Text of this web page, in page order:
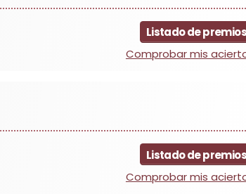
Listado de premios
Comprobar mis
Listado de premios
Comprobar mis